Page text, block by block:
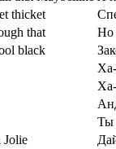
thicket
that
Но
black
Ты
Jolie